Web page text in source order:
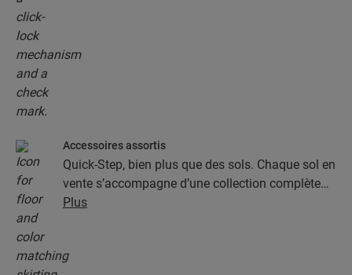
Accessoires assortis
Quick-Step, bien plus que des sols. Chaque sol en
vente s’accompagne d’une collection complète
d’accessoires, parmi lesquels des sous-couches,
Plus